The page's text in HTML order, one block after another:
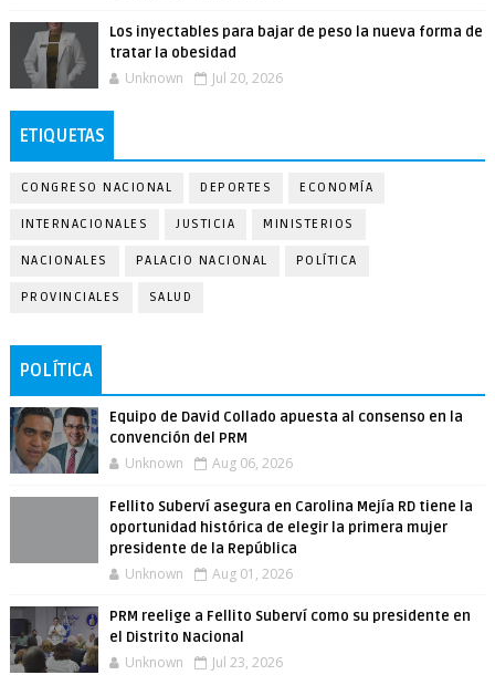
Los inyectables para bajar de peso la nueva forma de
tratar la obesidad
Unknown Jul 20, 2026
ETIQUETAS
CONGRESO NACIONAL DEPORTES ECONOMÍA
INTERNACIONALES JUSTICIA MINISTERIOS
NACIONALES PALACIO NACIONAL POLÍTICA
PROVINCIALES SALUD
POLÍTICA
Equipo de David Collado apuesta al consenso en la
convención del PRM
Unknown Aug 06, 2026
Fellito Suberví asegura en Carolina Mejía RD tiene la
oportunidad histórica de elegir la primera mujer
presidente de la República
Unknown Aug 01, 2026
PRM reelige a Fellito Suberví como su presidente en
el Distrito Nacional
Unknown Jul 23, 2026